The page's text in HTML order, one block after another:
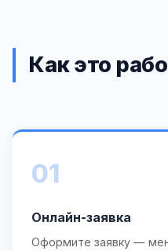
Как это
01
Онлайн-заявка
Оформите заявку —